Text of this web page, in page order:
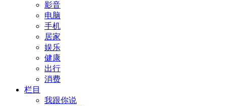
影音
电脑
手机
居家
娱乐
健康
出行
消费
栏目
我跟你说